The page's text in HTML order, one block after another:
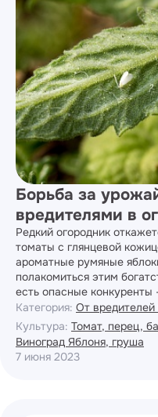
Борьба за
вредителями в
Редкий огородник
томаты с глянцевой
ароматные румяные
полакомиться этим
есть опасные конкуренты
Категория: От вредителей
Культура: Томат, перец,
Виноград Яблоня, груша
7 июня 2023